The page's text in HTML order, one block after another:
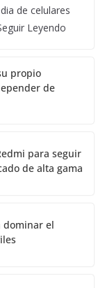
de celulares
Leyendo
propio
de
para seguir
de alta gama
dominar el